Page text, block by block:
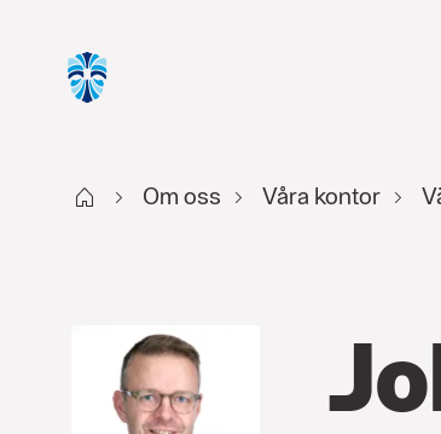
Start Om oss Våra kontor